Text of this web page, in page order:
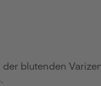
blutenden